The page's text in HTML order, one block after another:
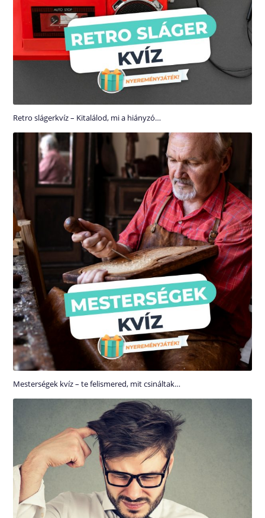
Retro slágerkvíz – Kitalálod, mi a hiányzó…
Mesterségek kvíz – te felismered, mit csináltak…